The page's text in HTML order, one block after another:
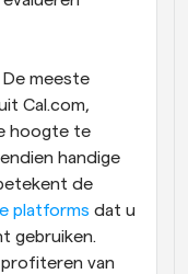
De meeste
Cal.com,
hoogte te
handige
platforms dat u
gebruiken.
van